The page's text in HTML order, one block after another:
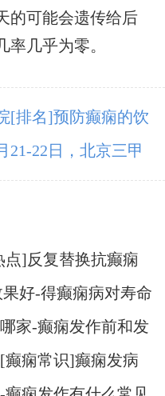
的可能会遗传给后
几乎为零。
[排名]预防癫痫的饮
21-22日，北京三甲
12000元援助，名额
]反复替换抗癫痫
好-得癫痫病对寿命
家-癫痫发作前和发
痫常识]癫痫发病